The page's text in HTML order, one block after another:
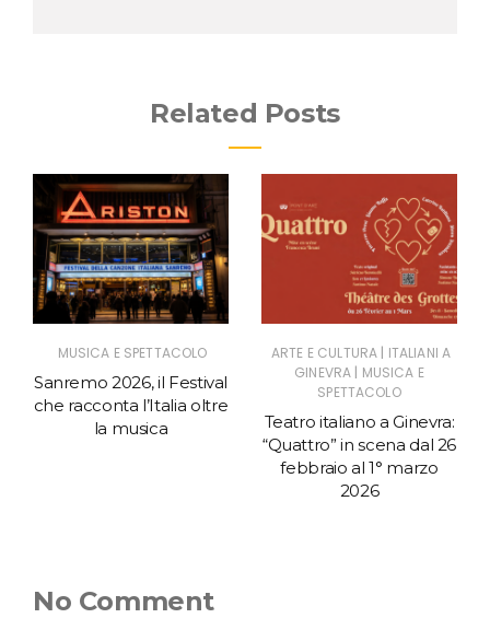
Related Posts
MUSICA E SPETTACOLO
Sanremo 2026, il Festival
che racconta l’Italia oltre
la musica
ARTE E CULTURA | ITALIANI A
GINEVRA | MUSICA E
SPETTACOLO
Teatro italiano a Ginevra:
“Quattro” in scena dal 26
febbraio al 1° marzo
2026
No Comment